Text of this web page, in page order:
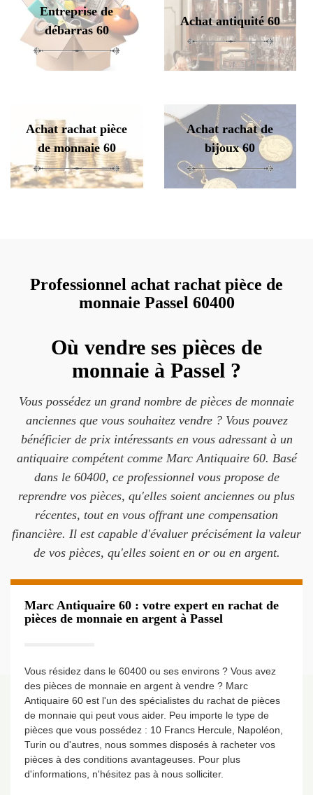
Entreprise de
débarras 60
Achat antiquité 60
Achat rachat pièce
de monnaie 60
Achat rachat de
bijoux 60
Professionnel achat rachat pièce de
monnaie Passel 60400
Où vendre ses pièces de
monnaie à Passel ?
Vous possédez un grand nombre de pièces de monnaie
anciennes que vous souhaitez vendre ? Vous pouvez
bénéficier de prix intéressants en vous adressant à un
antiquaire compétent comme Marc Antiquaire 60. Basé
dans le 60400, ce professionnel vous propose de
reprendre vos pièces, qu'elles soient anciennes ou plus
récentes, tout en vous offrant une compensation
financière. Il est capable d'évaluer précisément la valeur
de vos pièces, qu'elles soient en or ou en argent.
Marc Antiquaire 60 : votre expert en rachat de
pièces de monnaie en argent à Passel
Vous résidez dans le 60400 ou ses environs ? Vous avez
des pièces de monnaie en argent à vendre ? Marc
Antiquaire 60 est l'un des spécialistes du rachat de pièces
de monnaie qui peut vous aider. Peu importe le type de
pièces que vous possédez : 10 Francs Hercule, Napoléon,
Turin ou d'autres, nous sommes disposés à racheter vos
pièces à des conditions avantageuses. Pour plus
d'informations, n'hésitez pas à nous solliciter.